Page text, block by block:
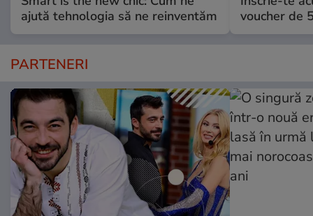
ajută tehnologia să ne reinventăm
voucher de
PARTENERI